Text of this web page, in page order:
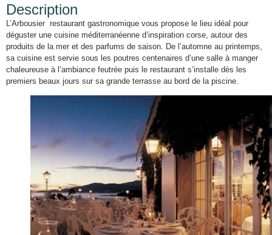
Description
L’Arbousier restaurant gastronomique vous propose le lieu idéal pour
déguster une cuisine méditerranéenne d’inspiration corse, autour des
produits de la mer et des parfums de saison. De l’automne au printemps,
sa cuisine est servie sous les poutres centenaires d’une salle à manger
chaleureuse à l’ambiance feutrée puis le restaurant s’installe dès les
premiers beaux jours sur sa grande terrasse au bord de la piscine.